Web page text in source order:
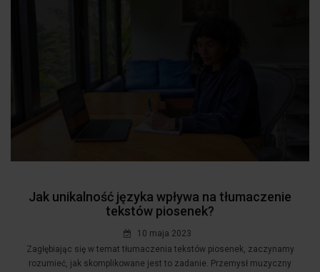
Jak unikalność języka wpływa na tłumaczenie
tekstów piosenek?
10 maja 2023
Zagłębiając się w temat tłumaczenia tekstów piosenek, zaczynamy
rozumieć, jak skomplikowane jest to zadanie. Przemysł muzyczny